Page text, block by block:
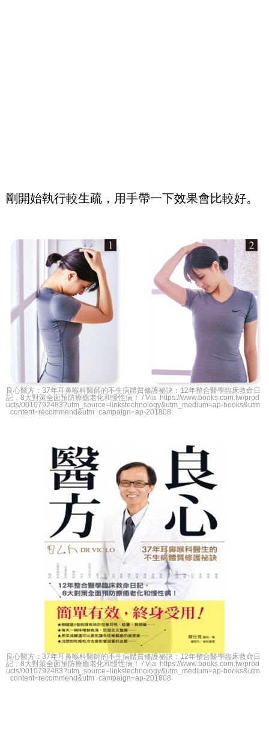
剛開始執行較生疏，用手帶一下效果會比較好。
良心醫方：37年耳鼻喉科醫師的不生病體質修護祕訣：12年整合醫學臨床救命日
記，8大對策全面預防療癒老化和慢性病！ / Via https://www.books.com.tw/prod
ucts/0010792483?utm_source=linkstechnology&utm_medium=ap-books&utm
_content=recommend&utm_campaign=ap-201808
良心醫方：37年耳鼻喉科醫師的不生病體質修護祕訣：12年整合醫學臨床救命日
記，8大對策全面預防療癒老化和慢性病！ / Via https://www.books.com.tw/prod
ucts/0010792483?utm_source=linkstechnology&utm_medium=ap-books&utm
_content=recommend&utm_campaign=ap-201808